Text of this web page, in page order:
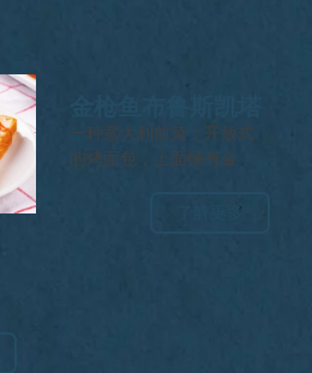
一种意大利前菜；开放式
的烤面包，上面铺有金枪
了解更多